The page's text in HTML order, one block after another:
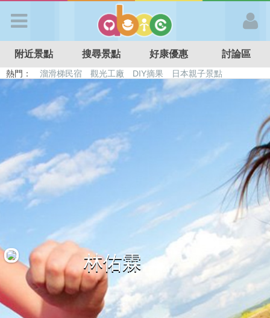
APP登入
首 頁
搜尋景點
好康優惠
最新留言
商家合作
附近景點 搜尋景點 好康優惠 討論區
熱門： 溜滑梯民宿 觀光工廠 DIY摘果
日本親子景點
特色遊戲場
親子住房優惠 台北親子餐廳 溫泉泡湯SPA
林佑霖